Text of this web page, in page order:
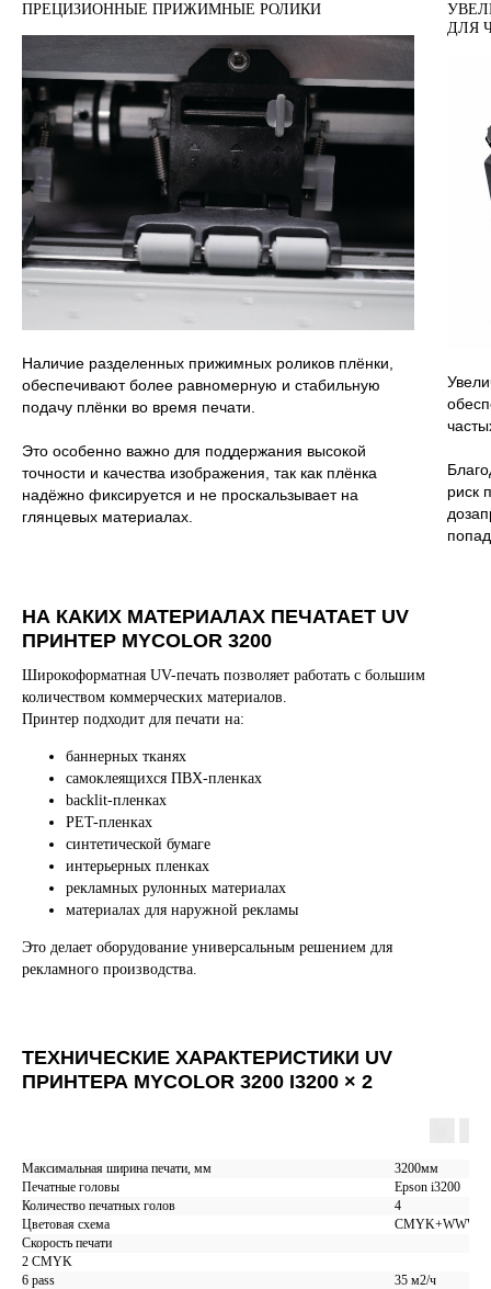
ПРЕЦИЗИОННЫЕ ПРИЖИМНЫЕ РОЛИКИ
Наличие разделенных прижимных роликов плёнки,
обеспечивают более равномерную и стабильную
подачу плёнки во время печати.
Это особенно важно для поддержания высокой
точности и качества изображения, так как плёнка
надёжно фиксируется и не проскальзывает на
глянцевых материалах.
ДЛЯ
риск
НА КАКИХ МАТЕРИАЛАХ ПЕЧАТАЕТ UV
ПРИНТЕР MYCOLOR 3200
Широкоформатная UV-печать позволяет работать с большим
количеством коммерческих материалов.
Принтер подходит для печати на:
баннерных тканях
самоклеящихся ПВХ-пленках
backlit-пленках
PET-пленках
синтетической бумаге
интерьерных пленках
рекламных рулонных материалах
материалах для наружной рекламы
Это делает оборудование универсальным решением для
рекламного производства.
ТЕХНИЧЕСКИЕ ХАРАКТЕРИСТИКИ UV
ПРИНТЕРА MYCOLOR 3200 I3200 × 2
Максимальная ширина печати, мм
3200мм
Печатные головы
Epson i3200
Количество печатных голов
4
Цветовая схема
CMYK+WWWW
Скорость печати
2 CMYK
6 pass
35 м2/ч